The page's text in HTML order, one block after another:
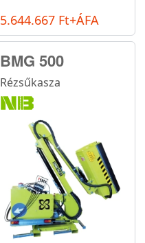
5.644.667 Ft+ÁFA
BMG 500
Rézsűkasza